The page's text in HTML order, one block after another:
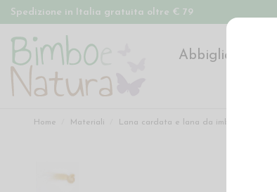
Spedizione in Italia gratuita oltre € 79
Abbigliamento
Home Materiali Lana cardata e lana da imbottitura